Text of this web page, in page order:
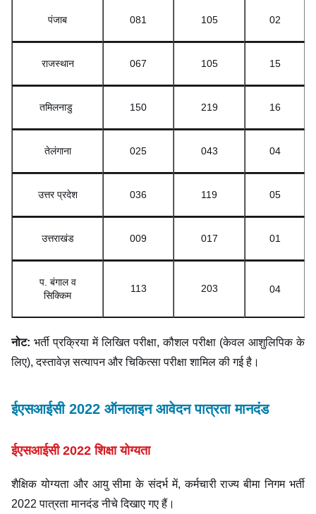
पंजाब 081 105 02
राजस्थान 067 105 15
तमिलनाडु 150 219 16
तेलंगाना 025 043 04
उत्तर प्रदेश 036 119 05
उत्तराखंड 009 017 01
प. बंगाल व
सिक्किम
113 203 04
नोट: भर्ती प्रक्रिया में लिखित परीक्षा, कौशल परीक्षा (केवल आशुलिपिक के
लिए), दस्तावेज़ सत्यापन और चिकित्सा परीक्षा शामिल की गई है।
ईएसआईसी 2022 ऑनलाइन आवेदन पात्रता मानदंड
ईएसआईसी 2022 शिक्षा योग्यता
शैक्षिक योग्यता और आयु सीमा के संदर्भ में, कर्मचारी राज्य बीमा निगम भर्ती
2022 पात्रता मानदंड नीचे दिखाए गए हैं।